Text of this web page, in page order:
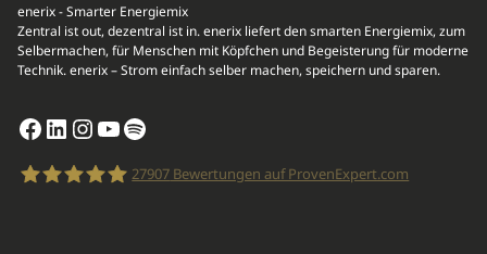
enerix - Smarter Energiemix
Zentral ist out, dezentral ist in. enerix liefert den smarten Energiemix, zum
Selbermachen, für Menschen mit Köpfchen und Begeisterung für moderne
Technik. enerix – Strom einfach selber machen, speichern und sparen.
Facebook
LinkedIn
Instagram
YouTube
Spotify
27907Bewertungen auf ProvenExpert.com